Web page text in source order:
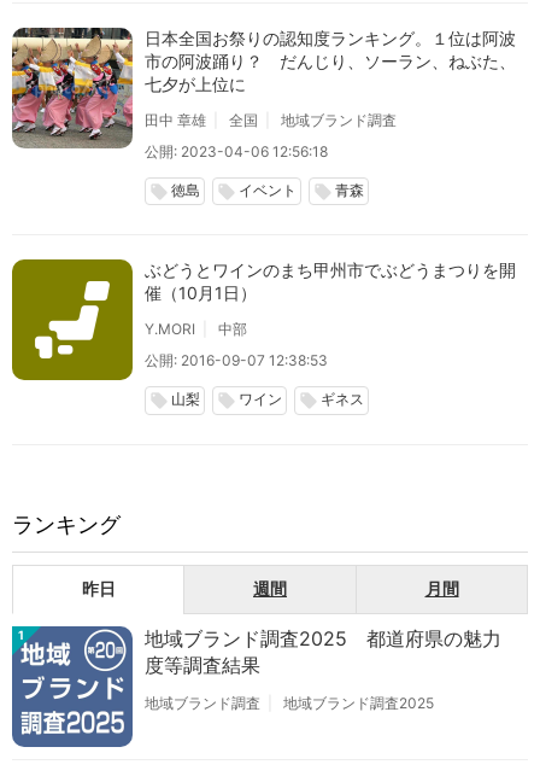
日本全国お祭りの認知度ランキング。１位は阿波
市の阿波踊り？ だんじり、ソーラン、ねぶた、
七夕が上位に
田中 章雄 全国
地域ブランド調査
公開: 2023-04-06 12:56:18
local_offer 徳島 local_offer イベント local_offer 青森
ぶどうとワインのまち甲州市でぶどうまつりを開
催（10月1日）
Y.MORI
中部
公開: 2016-09-07 12:38:53
local_offer 山梨 local_offer ワイン local_offer ギネス
ランキング
昨日 週間 月間
1
地域ブランド調査2025 都道府県の魅力
度等調査結果
地域ブランド調査 地域ブランド調査2025